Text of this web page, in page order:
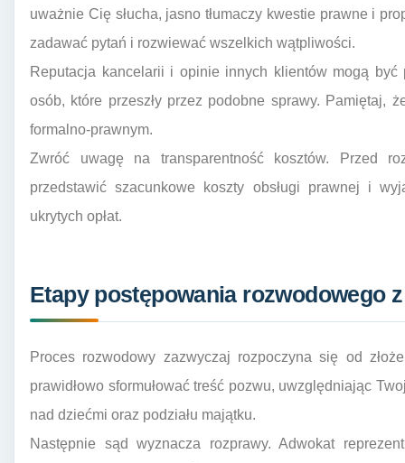
uważnie Cię słucha, jasno tłumaczy kwestie prawne i
zadawać pytań i rozwiewać wszelkich wątpliwości.
Reputacja kancelarii i opinie innych klientów mogą być
osób, które przeszły przez podobne sprawy. Pamiętaj,
formalno-prawnym.
Zwróć uwagę na transparentność kosztów. Przed
przedstawić szacunkowe koszty obsługi prawnej i
ukrytych opłat.
Etapy postępowania rozwodowego
Proces rozwodowy zazwyczaj rozpoczyna się od
prawidłowo sformułować treść pozwu, uwzględniając
nad dziećmi oraz podziału majątku.
Następnie sąd wyznacza rozprawy. Adwokat